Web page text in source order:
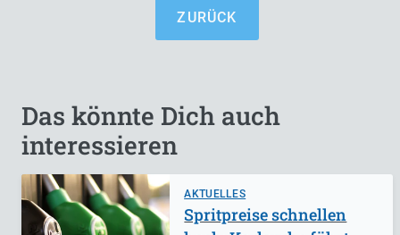
ZURÜCK
Das könnte Dich auch
interessieren
AKTUELLES
Spritpreise schnellen